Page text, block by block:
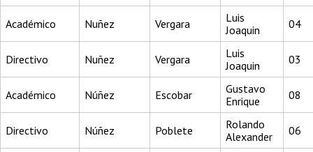
Académico Nuñez Vergara
Luis
Joaquin
04
Directivo Nuñez Vergara
Luis
Joaquin
03
Académico Núñez Escobar
Gustavo
Enrique
08
Directivo Núñez Poblete
Rolando
Alexander
06